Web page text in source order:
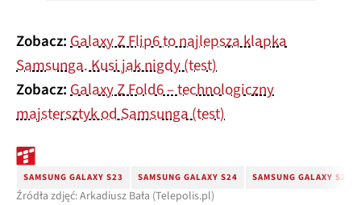
Zobacz:Galaxy Z Flip6 to najlepsza klapka
Samsunga. Kusi jak nigdy (test)
Zobacz:Galaxy Z Fold6 – technologiczny
majstersztyk od Samsunga (test)
SAMSUNG GALAXY S23 SAMSUNG GALAXY S24 SAMSUNG GALAXY S23
Źródła zdjęć: Arkadiusz Bała (Telepolis.pl)